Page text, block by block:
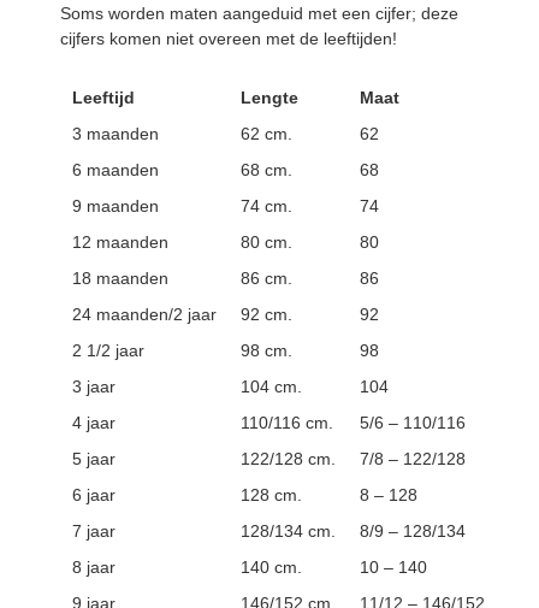
Soms worden maten aangeduid met een cijfer; deze
cijfers komen niet overeen met de leeftijden!
Leeftijd Lengte
Maat
3 maanden
62 cm.
62
6 maanden
68 cm.
68
9 maanden
74 cm.
74
12 maanden
80 cm.
80
18 maanden
86 cm.
86
24 maanden/2 jaar
92 cm.
92
2 1/2 jaar
98 cm.
98
3 jaar
104 cm.
104
4 jaar
110/116 cm.
5/6 – 110/116
5 jaar
122/128 cm.
7/8 – 122/128
6 jaar
128 cm.
8 – 128
7 jaar
128/134 cm.
8/9 – 128/134
8 jaar
140 cm.
10 – 140
9 jaar
146/152 cm. 11/12 – 146/152